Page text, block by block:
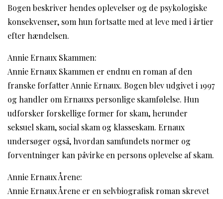
Bogen beskriver hendes oplevelser og de psykologiske
konsekvenser, som hun fortsatte med at leve med i årtier
efter hændelsen.
Annie Ernaux Skammen:
Annie Ernaux Skammen er endnu en roman af den
franske forfatter Annie Ernaux. Bogen blev udgivet i 1997
og handler om Ernauxs personlige skamfølelse. Hun
udforsker forskellige former for skam, herunder
seksuel skam, social skam og klasseskam. Ernaux
undersøger også, hvordan samfundets normer og
forventninger kan påvirke en persons oplevelse af skam.
Annie Ernaux Årene:
Annie Ernaux Årene er en selvbiografisk roman skrevet